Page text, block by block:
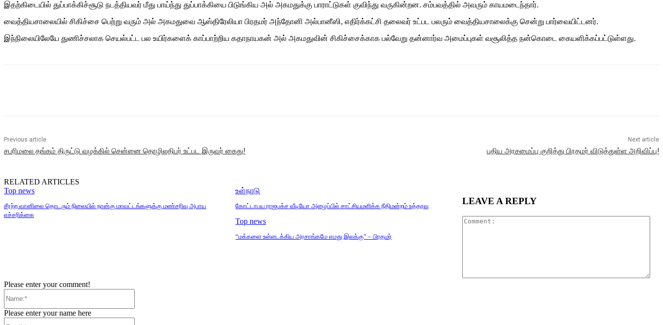
இதற்கிடையில் துப்பாக்கிச்சூடு நடத்தியவர் மீது பாய்ந்து துப்பாக்கியை பிடுங்கிய அல் அகமதுக்கு பாராட்டுகள் குவிந்து வருகின்றன. சம்பவத்தில் அவரும் காயமடைந்தார்.
வைத்தியசாலையில் சிகிச்சை பெற்று வரும் அல் அகமதுவை ஆஸ்திரேலியா பிரதமர் அந்தோனி அல்பானீஸி, எதிர்க்கட்சி தலைவர் உட்பட பலரும் வைத்தியசாலைக்கு சென்று பார்வையிட்டனர்.
இந்நிலையிலேயே துணிச்சலாக செயல்பட்ட பல உயிர்களைக் காப்பாற்றிய கதாநாயகன் அல் அகமதுவின் சிகிச்சைக்காக பல்வேறு தன்னார்வ அமைப்புகள் வசூலித்த நன்கொடை கையளிக்கப்பட்டுள்ளது.
Previous article
சபரிமலை தங்கம் திருட்டு வழக்கில் சென்னை தொழிலதிபர் உட்பட இருவர் கைது!
Next article
புதிய அரசமைப்பு குறித்து பிரதமர் விடுத்துள்ள அறிவிப்பு!
RELATED ARTICLES
Top news
சீரற்ற வானிலை தொடரும் நிலையில் நான்கு மாவட்டங்களுக்கு மண்சரிவு அபாய
எச்சரிக்கை
உள்நாடு
கோட்டாபய ராஜபக்ச வீடியோ அழைப்பில் சாட்சியமளிக்க நீதிமன்றம் உத்தரவு
Top news
“மக்களை உள்ளடக்கிய அரசாங்கமே எமது இலக்கு” – பிரதமர்
LEAVE A REPLY
Please enter your comment!
Please enter your name here